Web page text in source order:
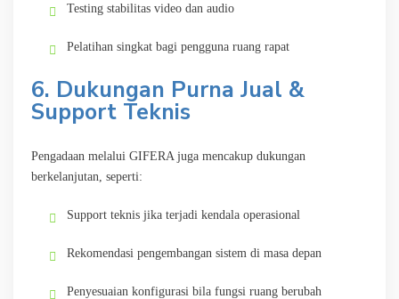
Testing stabilitas video dan audio
Pelatihan singkat bagi pengguna ruang rapat
6. Dukungan Purna Jual &
Support Teknis
Pengadaan melalui GIFERA juga mencakup dukungan
berkelanjutan, seperti:
Support teknis jika terjadi kendala operasional
Rekomendasi pengembangan sistem di masa depan
Penyesuaian konfigurasi bila fungsi ruang berubah